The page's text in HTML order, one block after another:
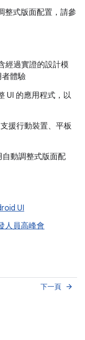
整式版面配置，請參
經過實證的設計模
體驗
UI 的應用程式，以
援行動裝置、平板
自動調整式版面配
UI
人員高峰會
下一頁 arrow_forward